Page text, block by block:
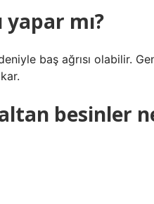
yapar mı?
baş ağrısı olabilir.
besinler